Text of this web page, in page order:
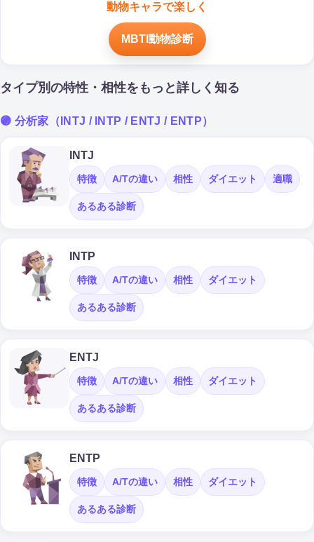
動物キャラで楽しく
MBTI動物診断
タイプ別の特性・相性をもっと詳しく知る
🟣 分析家（INTJ / INTP / ENTJ / ENTP）
INTJ
特徴 A/Tの違い 相性 ダイエット 適職
あるある診断
INTP
特徴 A/Tの違い 相性 ダイエット
あるある診断
ENTJ
特徴 A/Tの違い 相性 ダイエット
あるある診断
ENTP
特徴 A/Tの違い 相性 ダイエット
あるある診断